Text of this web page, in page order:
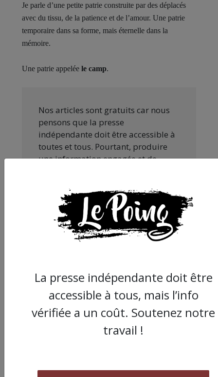
Je parle d’une petite patrie construite par des déplacés
avec du tissu, de la patience et de l’amour. Une patrie
temporaire dans sa forme, mais éternelle dans la
mémoire.
Une patrie appelée le camp.
Nos articles sont gratuits car nous
pensons que la presse
indépendante doit être accessible à
toutes et tous. Pourtant, produire
une information engagée et de
d’être aux ordres de Bolloré et de
ses amis… Pourvu que ça dure ! Ça
tombe bien, ça ne tient qu’à vous :
La presse indépendante doit être
accessible à tous, mais l’info
vérifiée a un coût. Soutenez notre
travail !